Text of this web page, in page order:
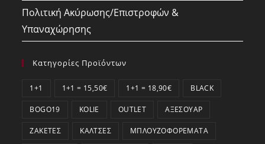
Πολιτική Ακύρωσης/Επιστροφών &
Υπαναχώρησης
Κατηγορίες Προϊόντων
1+1 1+1 = 15,50€ 1+1 = 18,90€ BLACK
BOGO19 KOLIE OUTLET ΑΞΕΣΟΥΆΡ
ΖΑΚΈΤΕΣ ΚΆΛΤΣΕΣ ΜΠΛΟΥΖΟΦΟΡΈΜΑΤΑ